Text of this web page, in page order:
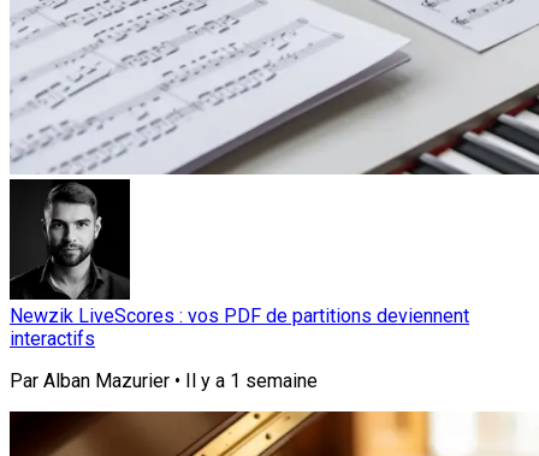
Newzik LiveScores : vos PDF de partitions deviennent
interactifs
Par Alban Mazurier • Il y a 1 semaine